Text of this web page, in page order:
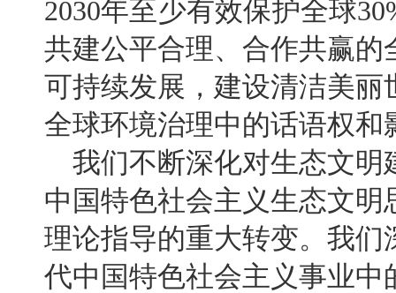
2030年至少有效保护全球
共建公平合理、合作共赢
可持续发展，建设清洁美
全球环境治理中的话语权和
我们不断深化对生态文
中国特色社会主义生态文
理论指导的重大转变。我
代中国特色社会主义事业